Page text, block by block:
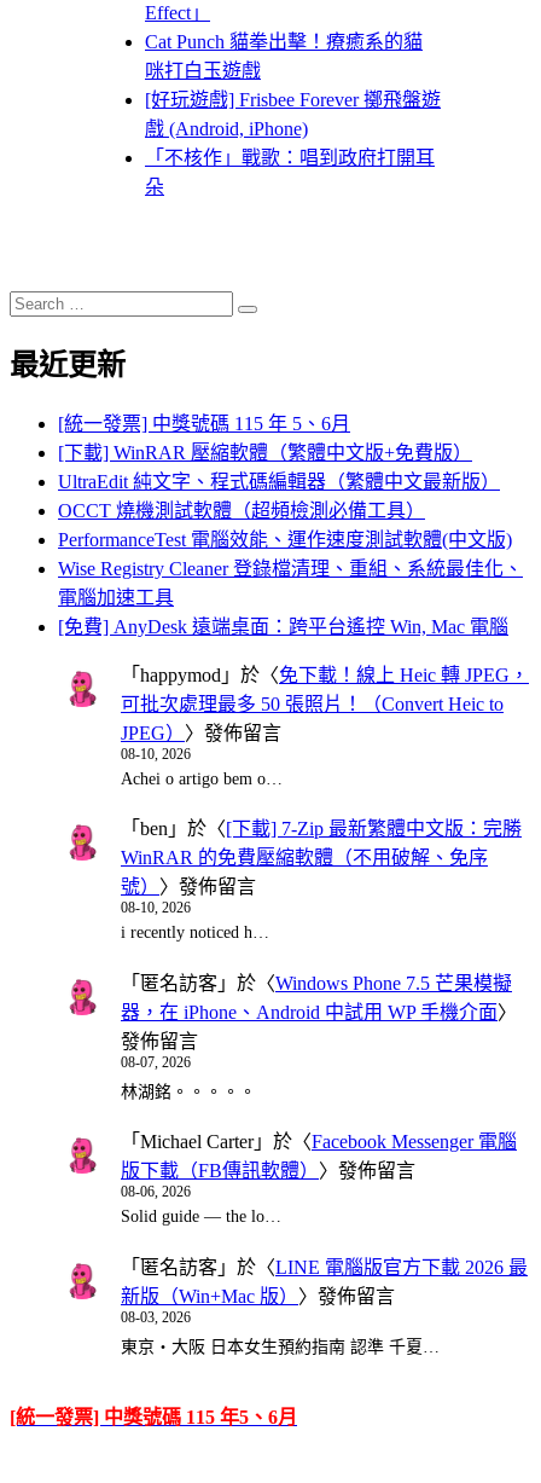
Effect」
Cat Punch 貓拳出擊！療癒系的貓
咪打白玉遊戲
[好玩遊戲] Frisbee Forever 擲飛盤遊
戲 (Android, iPhone)
「不核作」戰歌：唱到政府打開耳
朵
Search
for:
Search
最近更新
[統一發票] 中獎號碼 115 年 5、6月
[下載] WinRAR 壓縮軟體（繁體中文版+免費版）
UltraEdit 純文字、程式碼編輯器（繁體中文最新版）
OCCT 燒機測試軟體（超頻檢測必備工具）
PerformanceTest 電腦效能、運作速度測試軟體(中文版)
Wise Registry Cleaner 登錄檔清理、重組、系統最佳化、
電腦加速工具
[免費] AnyDesk 遠端桌面：跨平台遙控 Win, Mac 電腦
「 happymod 」於〈免下載！線上 Heic 轉 JPEG，
可批次處理最多 50 張照片！（Convert Heic to
JPEG） 〉發佈留言
08-10, 2026
Achei o artigo bem o…
「 ben 」於〈[下載] 7-Zip 最新繁體中文版：完勝
WinRAR 的免費壓縮軟體（不用破解、免序
號） 〉發佈留言
08-10, 2026
i recently noticed h…
「 匿名訪客 」於〈Windows Phone 7.5 芒果模擬
器，在 iPhone、Android 中試用 WP 手機介面〉
發佈留言
08-07, 2026
林湖銘。。。。。
「 Michael Carter」於〈Facebook Messenger 電腦
版下載（FB傳訊軟體）
〉發佈留言
08-06, 2026
Solid guide — the lo…
「 匿名訪客 」於〈LINE 電腦版官方下載 2026 最
新版（Win+Mac 版） 〉發佈留言
08-03, 2026
東京・大阪 日本女生預約指南 認準 千夏…
[統一發票] 中獎號碼 115 年5、6月